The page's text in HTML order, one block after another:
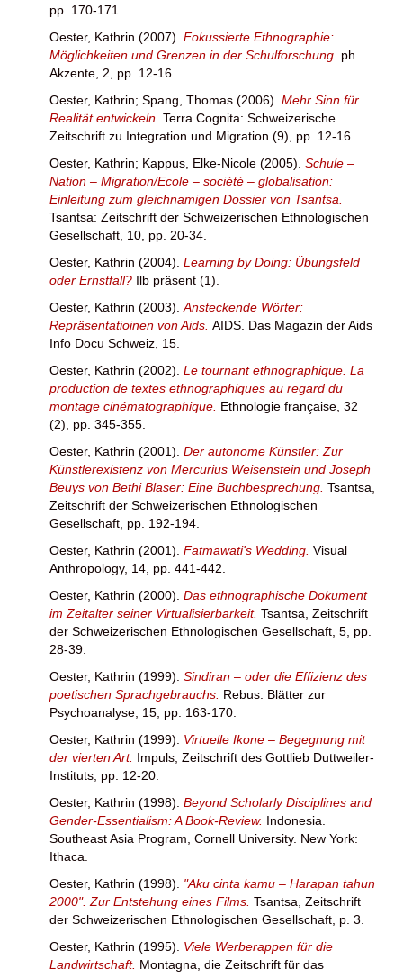
pp. 170-171.
Oester, Kathrin (2007). Fokussierte Ethnographie:
Möglichkeiten und Grenzen in der Schulforschung. ph
Akzente, 2, pp. 12-16.
Oester, Kathrin; Spang, Thomas (2006). Mehr Sinn für
Realität entwickeln. Terra Cognita: Schweizerische
Zeitschrift zu Integration und Migration (9), pp. 12-16.
Oester, Kathrin; Kappus, Elke-Nicole (2005). Schule –
Nation – Migration/Ecole – société – globalisation:
Einleitung zum gleichnamigen Dossier von Tsantsa.
Tsantsa: Zeitschrift der Schweizerischen Ethnologischen
Gesellschaft, 10, pp. 20-34.
Oester, Kathrin (2004). Learning by Doing: Übungsfeld
oder Ernstfall? Ilb präsent (1).
Oester, Kathrin (2003). Ansteckende Wörter:
Repräsentatioinen von Aids. AIDS. Das Magazin der Aids
Info Docu Schweiz, 15.
Oester, Kathrin (2002). Le tournant ethnographique. La
production de textes ethnographiques au regard du
montage cinématographique. Ethnologie française, 32
(2), pp. 345-355.
Oester, Kathrin (2001). Der autonome Künstler: Zur
Künstlerexistenz von Mercurius Weisenstein und Joseph
Beuys von Bethi Blaser: Eine Buchbesprechung. Tsantsa,
Zeitschrift der Schweizerischen Ethnologischen
Gesellschaft, pp. 192-194.
Oester, Kathrin (2001). Fatmawati's Wedding. Visual
Anthropology, 14, pp. 441-442.
Oester, Kathrin (2000). Das ethnographische Dokument
im Zeitalter seiner Virtualisierbarkeit. Tsantsa, Zeitschrift
der Schweizerischen Ethnologischen Gesellschaft, 5, pp.
28-39.
Oester, Kathrin (1999). Sindiran – oder die Effizienz des
poetischen Sprachgebrauchs. Rebus. Blätter zur
Psychoanalyse, 15, pp. 163-170.
Oester, Kathrin (1999). Virtuelle Ikone – Begegnung mit
der vierten Art. Impuls, Zeitschrift des Gottlieb Duttweiler-
Instituts, pp. 12-20.
Oester, Kathrin (1998). Beyond Scholarly Disciplines and
Gender-Essentialism: A Book-Review. Indonesia.
Southeast Asia Program, Cornell University. New York:
Ithaca.
Oester, Kathrin (1998). "Aku cinta kamu – Harapan tahun
2000". Zur Entstehung eines Films. Tsantsa, Zeitschrift
der Schweizerischen Ethnologischen Gesellschaft, p. 3.
Oester, Kathrin (1995). Viele Werberappen für die
Landwirtschaft. Montagna, die Zeitschrift für das